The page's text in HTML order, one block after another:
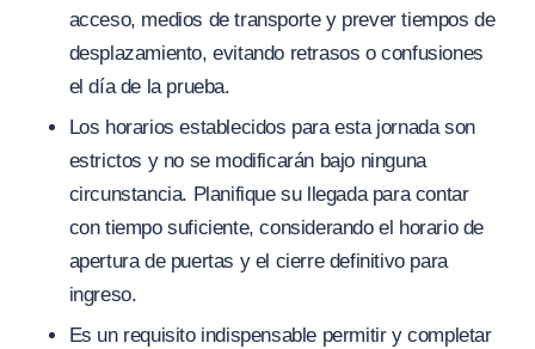
acceso, medios de transporte y prever tiempos de
desplazamiento, evitando retrasos o confusiones
el día de la prueba.
Los horarios establecidos para esta jornada son
estrictos y no se modificarán bajo ninguna
circunstancia. Planifique su llegada para contar
con tiempo suficiente, considerando el horario de
apertura de puertas y el cierre definitivo para
ingreso.
Es un requisito indispensable permitir y completar